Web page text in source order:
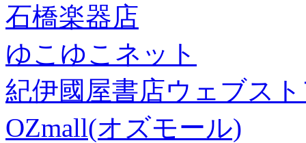
石橋楽器店
ゆこゆこネット
紀伊國屋書店ウェブス
OZmall(オズモール)